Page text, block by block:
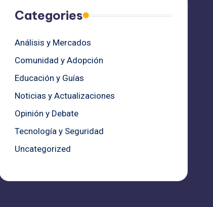
Categories
Análisis y Mercados
Comunidad y Adopción
Educación y Guías
Noticias y Actualizaciones
Opinión y Debate
Tecnología y Seguridad
Uncategorized